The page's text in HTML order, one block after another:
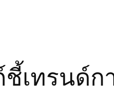
ชี้เทรนด์